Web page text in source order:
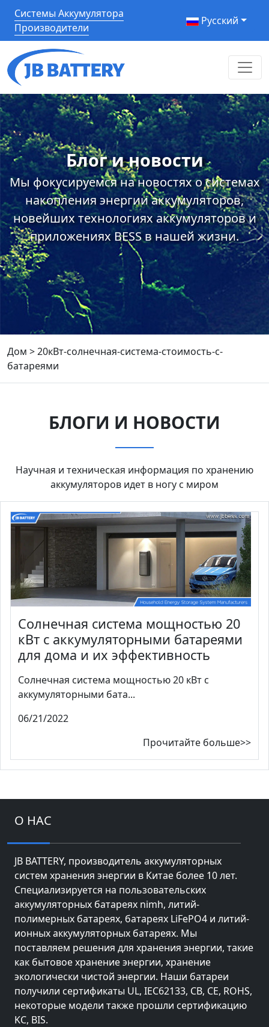
Системы Аккумулятора
Производители
Pусский
Блог и новости
Мы фокусируемся на новостях о системах
накопления энергии аккумуляторов,
новейших технологиях аккумуляторов и
приложениях BESS в нашей жизни.
Дом >20кВт-солнечная-система-стоимость-с-
батареями
БЛОГИ И НОВОСТИ
Научная и техническая информация по хранению
аккумуляторов идет в ногу с миром
Солнечная система мощностью 20
кВт с аккумуляторными батареями
для дома и их эффективность
Солнечная система мощностью 20 кВт с
аккумуляторными бата...
06/21/2022
Прочитайте больше>>
О НАС
JB BATTERY, производитель аккумуляторных
систем хранения энергии в Китае более 10 лет.
Специализируется на пользовательских
аккумуляторных батареях nimh, литий-
полимерных батареях, батареях LiFePO4 и литий-
ионных аккумуляторных батареях. Мы
поставляем решения для хранения энергии, такие
как бытовое хранение энергии, хранение
экологически чистой энергии. Наши батареи
получили сертификаты UL, IEC62133, CB, CE, ROHS,
некоторые модели также прошли сертификацию
KC, BIS.